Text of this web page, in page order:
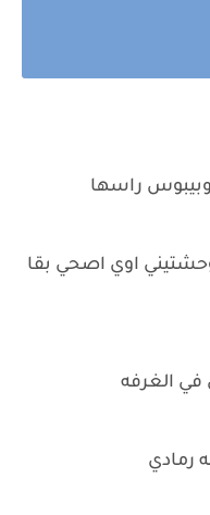
راسها
اوي اصحي بقا
في الغرفه
رمادي